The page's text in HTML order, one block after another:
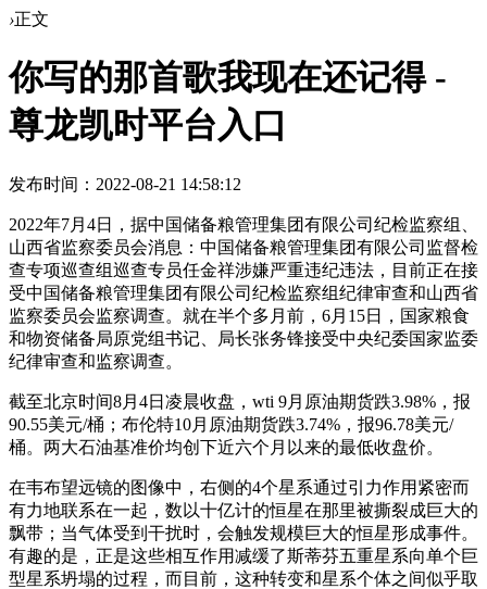
›正文
你写的那首歌我现在还记得 -
尊龙凯时平台入口
发布时间：2022-08-21 14:58:12
2022年7月4日，据中国储备粮管理集团有限公司纪检监察组、
山西省监察委员会消息：中国储备粮管理集团有限公司监督检
查专项巡查组巡查专员任金祥涉嫌严重违纪违法，目前正在接
受中国储备粮管理集团有限公司纪检监察组纪律审查和山西省
监察委员会监察调查。就在半个多月前，6月15日，国家粮食
和物资储备局原党组书记、局长张务锋接受中央纪委国家监委
纪律审查和监察调查。
截至北京时间8月4日凌晨收盘，wti 9月原油期货跌3.98%，报
90.55美元/桶；布伦特10月原油期货跌3.74%，报96.78美元/
桶。两大石油基准价均创下近六个月以来的最低收盘价。
在韦布望远镜的图像中，右侧的4个星系通过引力作用紧密而
有力地联系在一起，数以十亿计的恒星在那里被撕裂成巨大的
飘带；当气体受到干扰时，会触发规模巨大的恒星形成事件。
有趣的是，正是这些相互作用减缓了斯蒂芬五重星系向单个巨
型星系坍塌的过程，而目前，这种转变和星系个体之间似乎取